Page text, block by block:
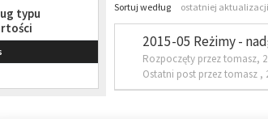
typu
Sortuj według ostatniej aktualizacji
2015-05 Reżimy -
Rozpoczęty przez tomasz,
Ostatni post przez tomasz ,